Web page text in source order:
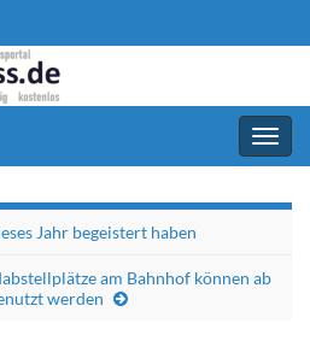
Jahr begeistert haben
am Bahnhof können ab
werden